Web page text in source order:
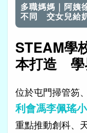
畢:
14.12%
多職媽媽｜阿姨
不同 交女兒給
STEAM學
本打造 學
位於屯門掃管笏
利會馮李佩瑤
重點推動創科、